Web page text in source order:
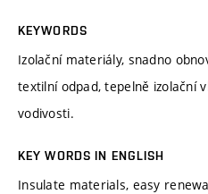
KEYWORDS
Izolační materiály, snadno
textilní odpad, tepelně izolační
vodivosti.
KEY WORDS IN ENGLISH
Insulate materials, easy